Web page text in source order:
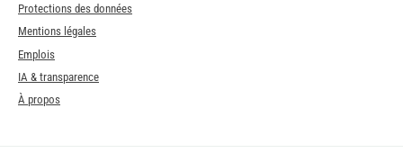
Protections des données
Mentions légales
Emplois
IA & transparence
À propos